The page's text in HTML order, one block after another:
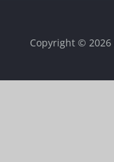
Copyright © 2026